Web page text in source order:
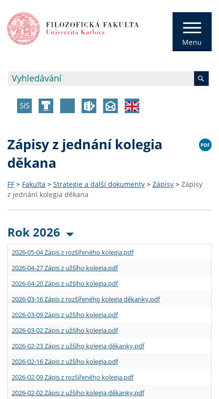
Zápisy z jednání kolegia
děkana
FF > Fakulta > Strategie a další dokumenty > Zápisy > Zápisy
z jednání kolegia děkana
Rok 2026
2026-05-04 Zápis z rozšířeného kolegia.pdf
2026-04-27 Zápis z užšího kolegia.pdf
2026-04-20 Zápis z užšího kolegia.pdf
2026-03-16 Zápis z rozšířeného kolegia děkanky.pdf
2026-03-09 Zápis z užšího kolegia.pdf
2026-03-02 Zápis z užšího kolegia.pdf
2026-02-23 Zápis z užšího kolegia děkanky.pdf
2026-02-16 Zápis z užšího kolegia.pdf
2026-02-09 Zápis z rozšířeného kolegia.pdf
2026-02-02 Zápis z užšího kolegia děkanky.pdf